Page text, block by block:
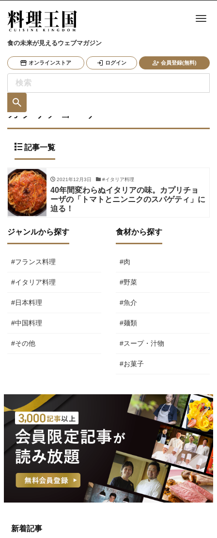
食の未来が見えるウェブマガジン
オンラインストア ログイン 会員登録(無料)
ナ
カプリチョーザ
記事一覧
2021年12月3日 #イタリア料理
40年間変わらぬイタリアの味。カプリチョ
ーザの「トマトとニンニクのスパゲティ」に
迫る！
ジャンルから探す
#フランス料理
#イタリア料理
#日本料理
#中国料理
#その他
食材から探す
#肉
#野菜
#魚介
#麺類
#スープ・汁物
#お菓子
新着記事